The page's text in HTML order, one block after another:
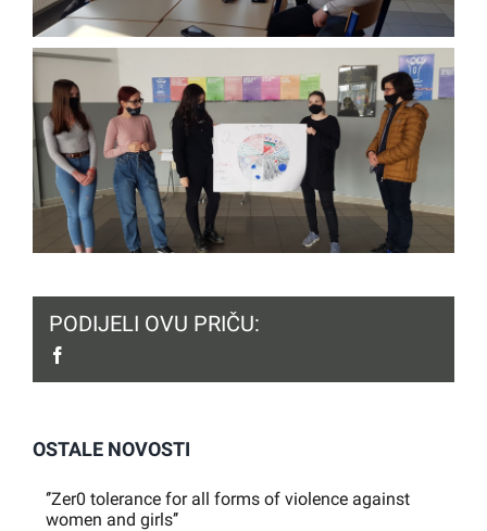
PODIJELI OVU PRIČU:
OSTALE NOVOSTI
‘’Zer0 tolerance for all forms of violence against
women and girls’’